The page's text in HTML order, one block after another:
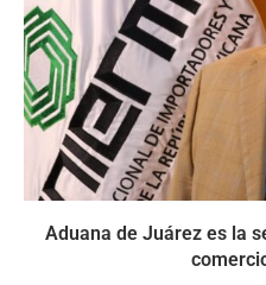
Aduana de Juárez es la